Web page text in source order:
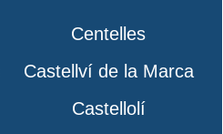
Centelles
Castellví de la Marca
Castellolí